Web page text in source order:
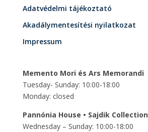
Adatvédelmi tájékoztató
Akadálymentesítési nyilatkozat
Impressum
Memento Mori és Ars Memorandi
Tuesday- Sunday: 10:00-18:00
Monday: closed
Pannónia House • Sajdik Collection
Wednesday – Sunday: 10:00-18:00